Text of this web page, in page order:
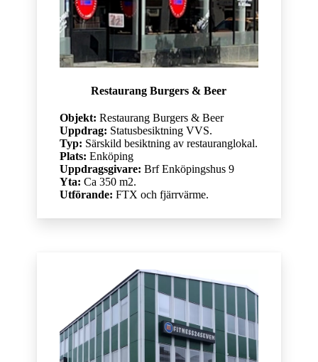
Restaurang Burgers & Beer
Objekt: Restaurang Burgers & Beer
Uppdrag: Statusbesiktning VVS.
Typ: Särskild besiktning av restauranglokal.
Plats: Enköping
Uppdragsgivare: Brf Enköpingshus 9
Yta: Ca 350 m2.
Utförande: FTX och fjärrvärme.